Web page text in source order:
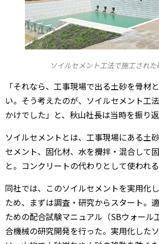
ソイルセメント工法で施工された
「それなら、工事現場で出る土砂を骨材
い。そう考えたのが、ソイルセメント工
かけでした」と、秋山社長は当時を振り返
ソイルセメントとは、工事現場にある土
セメント、固化材、水を攪拌・混合して
と。コンクリートの代わりとして使われる
同社では、このソイルセメントを実用化
ため、まずは調査・研究からスタート。
ための配合試験マニュアル（SBウォール
合機械の研究開発を行った。実用化した